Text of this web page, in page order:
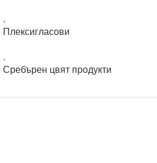
,
Плексигласови
,
Сребърен цвят продукти